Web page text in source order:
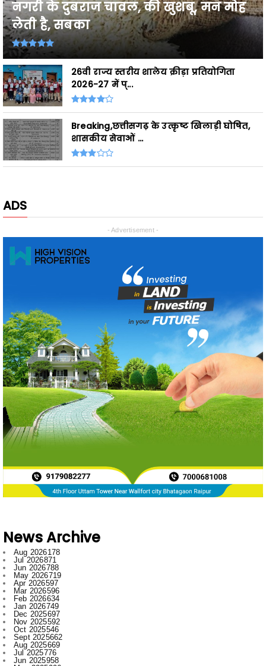
26वी राज्य स्तरीय शालेय क्रीड़ा प्रतियोगिता
2026-27 में प्...
Breaking,छत्तीसगढ़ के उत्कृष्ट खिलाड़ी घोषित,
शासकीय सेवाओं ...
ADS
News Archive
Jun 2026
788
May 2026719
Apr 2026597
Mar 2026596
Feb 2026634
Jan 2026749
Dec 2025697
Nov 2025592
Oct 2025546
Sept 2025662
Aug 2025669
Jul 2025776
Jun 2025958
May 2025996
Apr 2025918
Mar 2025974
Feb 2025797